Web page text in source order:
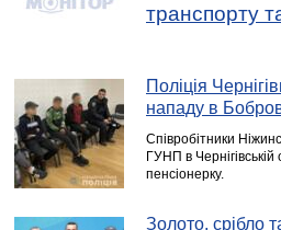
транспорту
Поліція
нападу в
Співробітники
ГУНП в
пенсіонерку.
Золото, срібло